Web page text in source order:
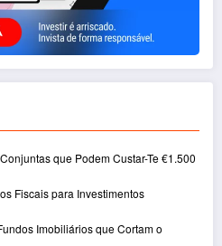
que Podem Custar-Te €1.500
Fiscais para Investimentos
Imobiliários que Cortam o